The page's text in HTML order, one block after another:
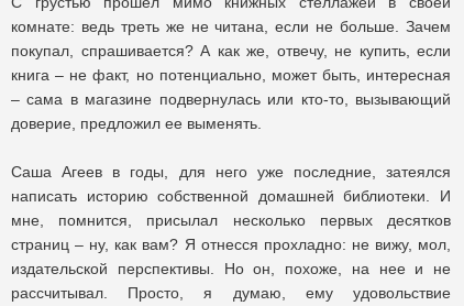
комнате: ведь треть же не читана, если не больше. Зачем
покупал, спрашивается? А как же, отвечу, не купить, если
книга – не факт, но потенциально, может быть, интересная
– сама в магазине подвернулась или кто-то, вызывающий
доверие, предложил ее выменять.
Саша Агеев в годы, для него уже последние, затеялся
написать историю собственной домашней библиотеки. И
мне, помнится, присылал несколько первых десятков
страниц – ну, как вам? Я отнесся прохладно: не вижу, мол,
издательской перспективы. Но он, похоже, на нее и не
рассчитывал. Просто, я думаю, ему удовольствие